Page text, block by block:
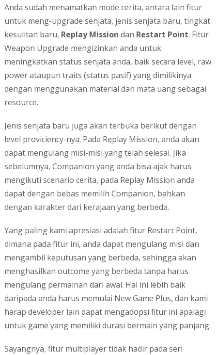
Anda sudah menamatkan mode cerita, antara lain fitur
untuk meng-upgrade senjata, jenis senjata baru, tingkat
kesulitan baru, Replay Mission dan Restart Point. Fitur
Weapon Upgrade mengizinkan anda untuk
meningkatkan status senjata anda, baik secara level, raw
power ataupun traits (status pasif) yang dimilikinya
dengan menggunakan material dan mata uang sebagai
resource.
Jenis senjata baru juga akan terbuka berikut dengan
level proviciency-nya. Pada Replay Mission, anda akan
dapat mengulang misi-misi yang telah selesai. Jika
sebelumnya, Companion yang anda bisa ajak harus
mengikuti scenario cerita, pada Replay Mission anda
dapat dengan bebas memilih Companion, bahkan
dengan karakter dari kerajaan yang berbeda.
Yang paling kami apresiasi adalah fitur Restart Point,
dimana pada fitur ini, anda dapat mengulang misi dan
mengambil keputusan yang berbeda, sehingga akan
menghasilkan outcome yang berbeda tanpa harus
mengulang permainan dari awal. Hal ini lebih baik
daripada anda harus memulai New Game Plus, dan kami
harap developer lain dapat mengadopsi fitur ini apalagi
untuk game yang memiliki durasi bermain yang panjang.
Sayangnya, fitur multiplayer tidak hadir pada seri